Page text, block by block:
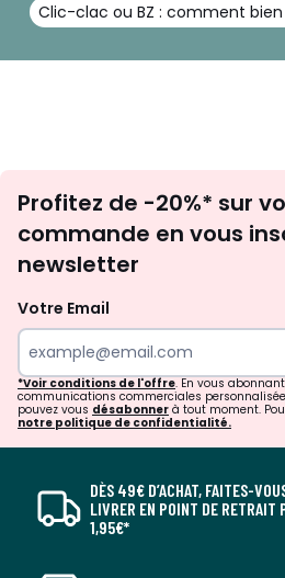
Clic-clac ou BZ : comment bien
Profitez de -20%* sur
commande en vous
newsletter
Votre Email
*Voir conditions de l'offre. En vous
communications commerciales
pouvez vous désabonner à tout moment.
notre politique de confidentialité.
DÈS 49€ D’ACHAT, FAITES-
LIVRER EN POINT DE RETRAIT
1,95€*